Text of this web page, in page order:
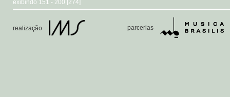
exibindo 151 - 200 [274]
realização parcerias